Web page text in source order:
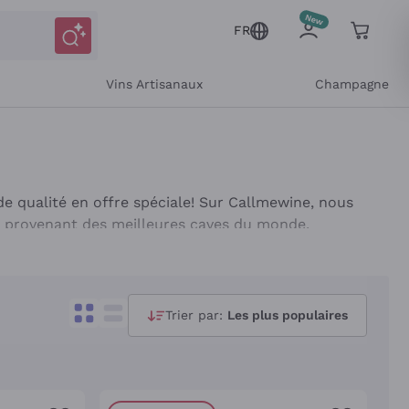
FR
Vins Artisanaux Champagne
qualité en offre spéciale! Sur Callmewine, nous
des meilleures caves du monde,
Chardonnay ou un Sauvignon, ou encore un vin
ou un Riesling, vous trouverez toujours
Trier par: Les plus populaires